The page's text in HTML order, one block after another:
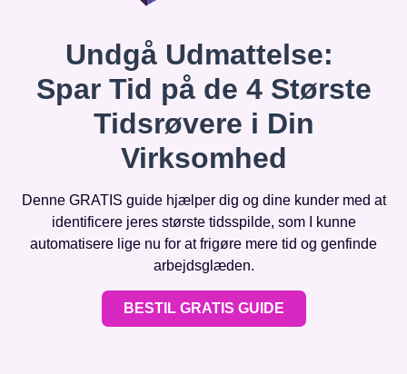
Undgå Udmattelse:
Spar Tid på de 4 Største
Tidsrøvere i Din
Virksomhed
Denne GRATIS guide hjælper dig og dine kunder med at
identificere jeres største tidsspilde, som I kunne
automatisere lige nu for at frigøre mere tid og genfinde
arbejdsglæden.
BESTIL GRATIS GUIDE